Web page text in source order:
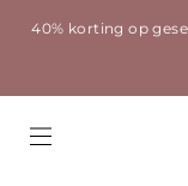
40% korting op